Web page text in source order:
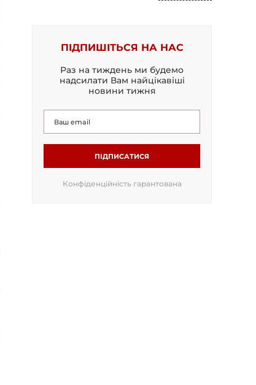
ПІДПИШІТЬСЯ НА НАС
Раз на тиждень ми будемо
надсилати Вам найцікавіші
новини тижня
ПІДПИСАТИСЯ
Конфіденційність гарантована